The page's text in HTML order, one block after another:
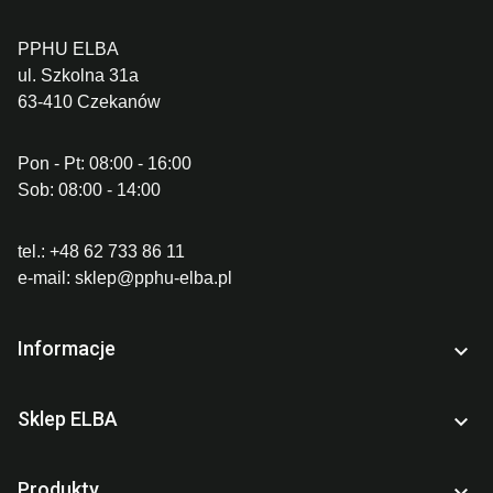
PPHU ELBA
ul. Szkolna 31a
63-410 Czekanów
Pon - Pt: 08:00 - 16:00
Sob: 08:00 - 14:00
tel.: +48 62 733 86 11
e-mail: sklep@pphu-elba.pl
Informacje 
Sklep ELBA 